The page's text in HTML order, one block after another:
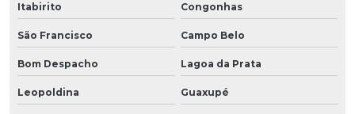
Itabirito Congonhas
São Francisco Campo Belo
Bom Despacho Lagoa da Prata
Leopoldina Guaxupé